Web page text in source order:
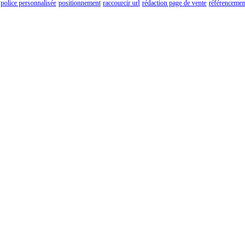
police personnalisée positionnement raccourcir url rédaction page de vente